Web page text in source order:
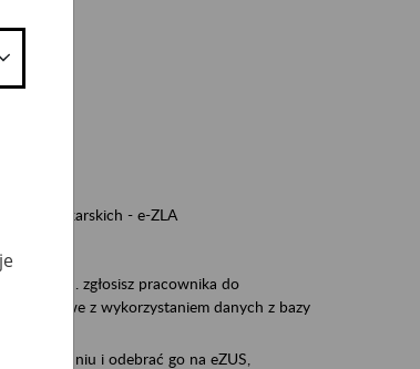
ZUS,
lekarskich - e-ZLA
m.in. zgłosisz pracownika do
z wykorzystaniem danych z bazy
niezaleganiu i odebrać go na eZUS,